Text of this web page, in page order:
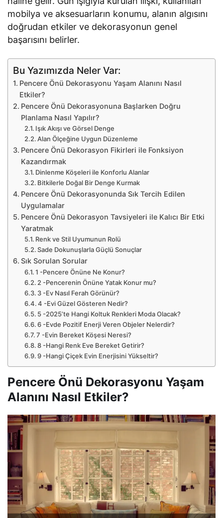
mobilya ve aksesuarların konumu, alanın algısını
doğrudan etkiler ve dekorasyonun genel
başarısını belirler.
Bu Yazımızda Neler Var:
Pencere Önü Dekorasyonu Yaşam Alanını Nasıl
Etkiler?
Pencere Önü Dekorasyonuna Başlarken Doğru
Planlama Nasıl Yapılır?
Işık Akışı ve Görsel Denge
Alan Ölçeğine Uygun Düzenleme
Pencere Önü Dekorasyon Fikirleri ile Fonksiyon
Kazandırmak
Dinlenme Köşeleri ile Konforlu Alanlar
Bitkilerle Doğal Bir Denge Kurmak
Pencere Önü Dekorasyonunda Sık Tercih Edilen
Uygulamalar
Pencere Önü Dekorasyon Tavsiyeleri ile Kalıcı Bir Etki
Yaratmak
Renk ve Stil Uyumunun Rolü
Sade Dokunuşlarla Güçlü Sonuçlar
Sık Sorulan Sorular
1 -Pencere Önüne Ne Konur?
2 -Pencerenin Önüne Yatak Konur mu?
3 -Ev Nasıl Ferah Görünür?
4 -Evi Güzel Gösteren Nedir?
5 -2025’te Hangi Koltuk Renkleri Moda Olacak?
6 -Evde Pozitif Enerji Veren Objeler Nelerdir?
7 -Evin Bereket Köşesi Neresi?
8 -Hangi Renk Eve Bereket Getirir?
9 -Hangi Çiçek Evin Enerjisini Yükseltir?
Pencere Önü Dekorasyonu Yaşam
Alanını Nasıl Etkiler?